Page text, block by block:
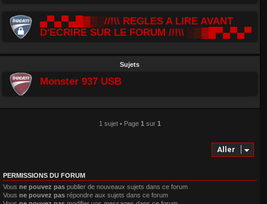
▄▀▄▀▄█▓▒░//!\\ REGLES A LIRE AVANT
D'ECRIRE SUR LE FORUM //!\\ ░▒▓█▀▄▀▄▀
Sujets
Monster 937 USB
1 sujet • Page 1 sur 1
Aller
PERMISSIONS DU FORUM
Vous ne pouvez pas publier de nouveaux sujets dans ce forum
Vous ne pouvez pas répondre aux sujets dans ce forum